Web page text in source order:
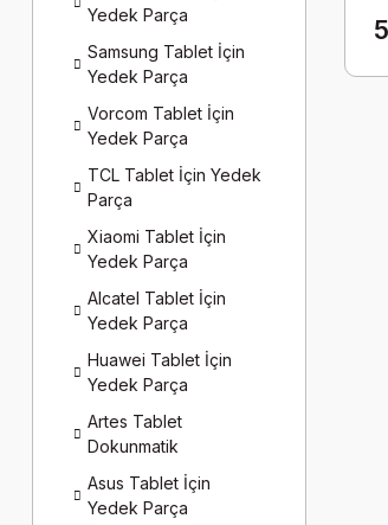
Yedek Parça
Samsung Tablet İçin
Yedek Parça
Vorcom Tablet İçin
Yedek Parça
TCL Tablet İçin Yedek
Parça
Xiaomi Tablet İçin
Yedek Parça
Alcatel Tablet İçin
Yedek Parça
Huawei Tablet İçin
Yedek Parça
Artes Tablet
Dokunmatik
Asus Tablet İçin
Yedek Parça